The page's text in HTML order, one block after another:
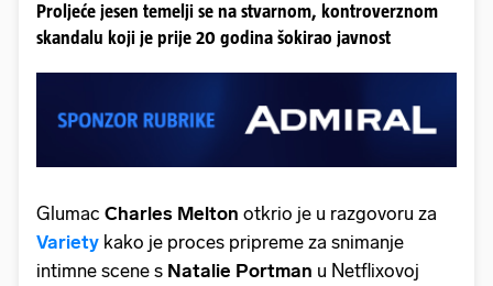
Proljeće jesen temelji se na stvarnom, kontroverznom
skandalu koji je prije 20 godina šokirao javnost
Glumac Charles Melton otkrio je u razgovoru za
Variety kako je proces pripreme za snimanje
intimne scene s Natalie Portman u Netflixovoj